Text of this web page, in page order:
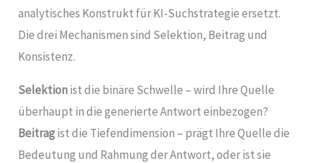
analytisches Konstrukt für KI-Suchstrategie ersetzt.
Die drei Mechanismen sind Selektion, Beitrag und
Konsistenz.
Selektionist die binäre Schwelle – wird Ihre Quelle
überhaupt in die generierte Antwort einbezogen?
Beitragist die Tiefendimension – prägt Ihre Quelle die
Bedeutung und Rahmung der Antwort, oder ist sie